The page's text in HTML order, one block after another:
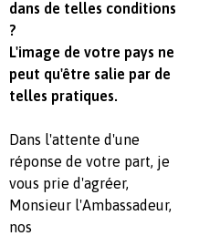
dans de telles conditions
?
L'image de votre pays ne
peut qu'être salie par de
telles pratiques.
Dans l'attente d'une
réponse de votre part, je
vous prie d'agréer,
Monsieur l'Ambassadeur,
nos